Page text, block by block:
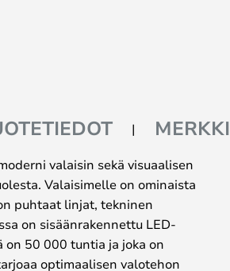
MERKKI
valaisin sekä visuaalisen
Valaisimelle on ominaista
puhtaat linjat, tekninen
on sisäänrakennettu LED-
on 50 000 tuntia ja joka on
optimaalisen valotehon